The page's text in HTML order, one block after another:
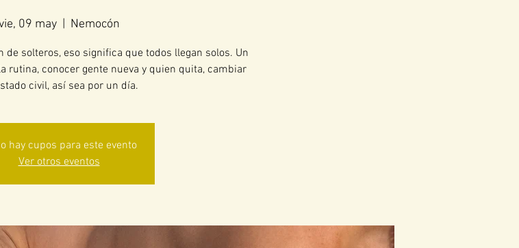
09 may
  |
Nemocón
de solteros, eso significa que todos llegan solos. Un
rutina, conocer gente nueva y quien quita, cambiar
civil, así sea por un día.
hay cupos para este evento
Ver otros eventos